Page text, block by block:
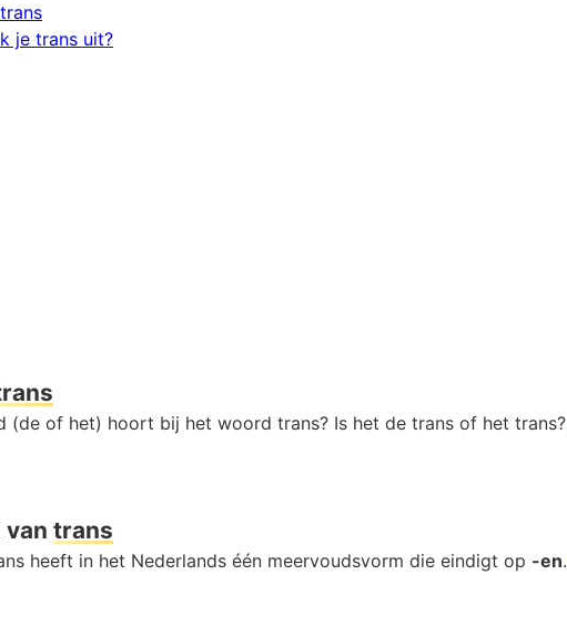
je trans uit?
(de of het) hoort bij het woord trans? Is het de trans of het trans?
van trans
heeft in het Nederlands één meervoudsvorm die eindigt op -en.